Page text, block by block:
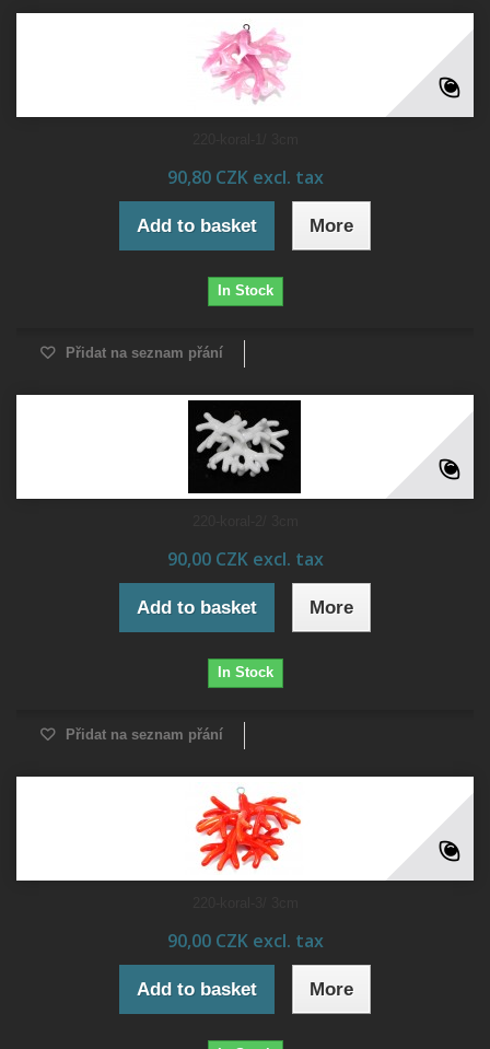
90,80 CZK excl. tax
Add to basket More
In Stock
Přidat na seznam přání
90,00 CZK excl. tax
Add to basket More
In Stock
Přidat na seznam přání
90,00 CZK excl. tax
Add to basket More